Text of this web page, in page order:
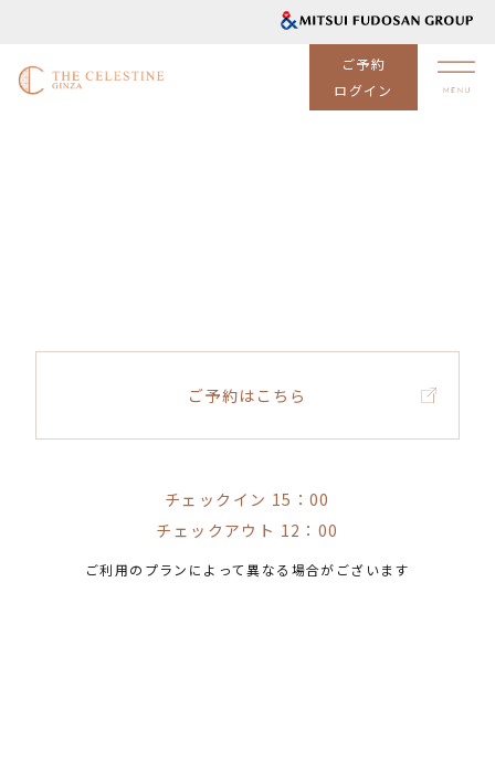
ご予約
ログイン
ご予約はこちら
チェックイン 15：00
チェックアウト 12：00
ご利用のプランによって異なる場合がございます